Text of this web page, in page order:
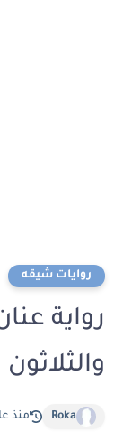
روايات شيقه
رواية
والثلاثون 31 بقلم فاطمه ابراهيم
Roka منذ